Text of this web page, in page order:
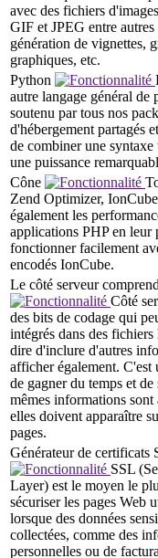
avec des fichiers
GIF et JPEG entre autres
génération de vignettes,
graphiques, etc.
Python
autre langage général de
soutenu par tous nos
d'hébergement partagés
de combiner une syntaxe
une puissance
Cône
Zend Optimizer,
également les
applications PHP en leur
fonctionner facilement
encodés IonCube.
Le côté serveur comprend
Côté
des bits de codage qui
intégrés dans des
dire d'inclure d'autres
afficher également. C'est
de gagner du temps et de
mêmes informations sont
elles doivent apparaître
pages.
Générateur de certificats
SSL
Layer) est le moyen le
sécuriser les pages Web
lorsque des données
collectées, comme des
personnelles ou de